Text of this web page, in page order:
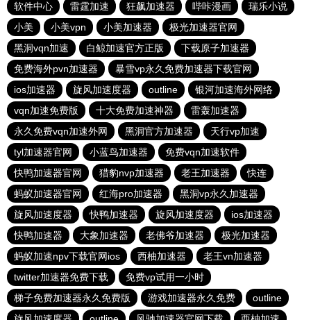
软件中心
雷霆加速 狂飙加速器 哔咔漫画
瑞乐小说
小美
小美vpn 小美加速器
极光加速器官网
黑洞vqn加速
白鲸加速官方正版
下载原子加速器
免费海外pvn加速器
暴雪vp永久免费加速器下载官网
ios加速器
旋风加速度器 outline
银河加速海外网络
vqn加速免费版
十大免费加速神器
雷轰加速器
永久免费vqn加速外网
黑洞官方加速器
天行vp加速
tyl加速器官网
小蓝鸟加速器
免费vqn加速软件
快鸭加速器官网
猎豹nvp加速器 老王加速器
快连
蚂蚁加速器官网
红海pro加速器
黑洞vp永久加速器
旋风加速度器
快鸭加速器 旋风加速度器
ios加速器
快鸭加速器
大象加速器 老佛爷加速器
极光加速器
蚂蚁加速npv下载官网ios
西柚加速器
老王vn加速器
twitter加速器免费下载
免费vp试用一小时
梯子免费加速器永久免费版
游戏加速器永久免费
outline